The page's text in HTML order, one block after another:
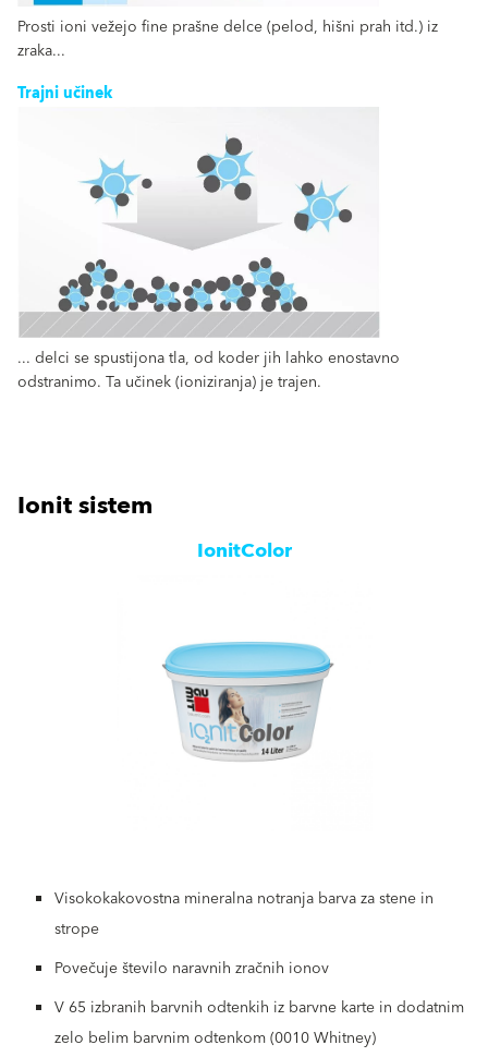
Prosti ioni vežejo fine prašne delce (pelod, hišni prah itd.) iz
zraka...
Trajni učinek
... delci se spustijona tla, od koder jih lahko enostavno
odstranimo. Ta učinek (ioniziranja) je trajen.
Ionit sistem
IonitColor
Visokokakovostna mineralna notranja barva za stene in
strope
Povečuje število naravnih zračnih ionov
V 65 izbranih barvnih odtenkih iz barvne karte in dodatnim
zelo belim barvnim odtenkom (0010 Whitney)